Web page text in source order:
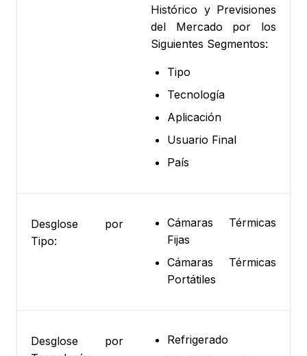
Histórico y Previsiones
del Mercado por los
Siguientes Segmentos:
Tipo
Tecnología
Aplicación
Usuario Final
País
Desglose por
Tipo:
Cámaras Térmicas
Fijas
Cámaras Térmicas
Portátiles
Desglose por
Refrigerado